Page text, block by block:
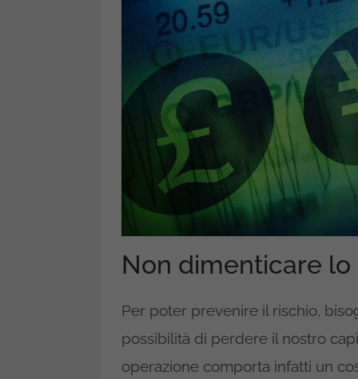
Non dimenticare lo
Per poter prevenire il rischio,
possibilità di perdere il nostro
operazione comporta infatti un